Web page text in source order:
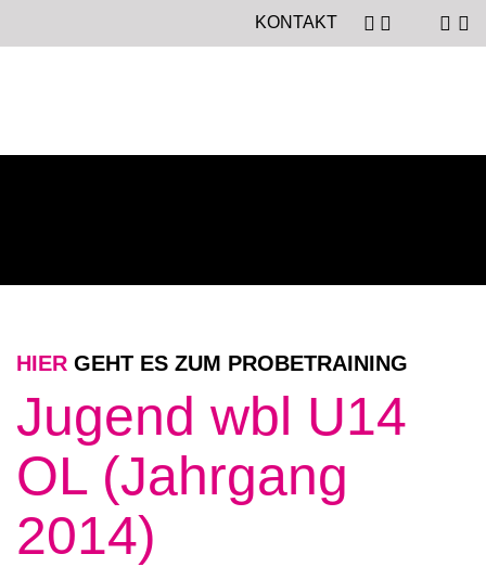
KONTAKT
HIER GEHT ES ZUM PROBETRAINING
Jugend wbl U14
OL (Jahrgang
2014)